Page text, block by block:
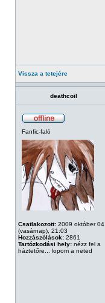
Vissza a tetejére
deathcoil
Fanfic-faló
Csatlakozott: 2009 október 04
(vasárnap), 21:03
Hozzászólások: 2861
Tartózkodási hely: nézz fel a
háztetőre... lopom a neted